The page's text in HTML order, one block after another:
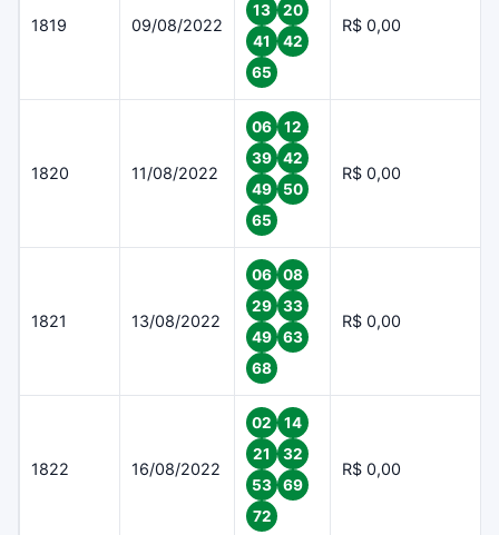
1819 09/08/2022
13
20
41
42
65
R$ 0,00
1820 11/08/2022
06
12
39
42
49
50
65
R$ 0,00
1821 13/08/2022
06
08
29
33
49
63
68
R$ 0,00
1822 16/08/2022
02
14
21
32
53
69
72
R$ 0,00